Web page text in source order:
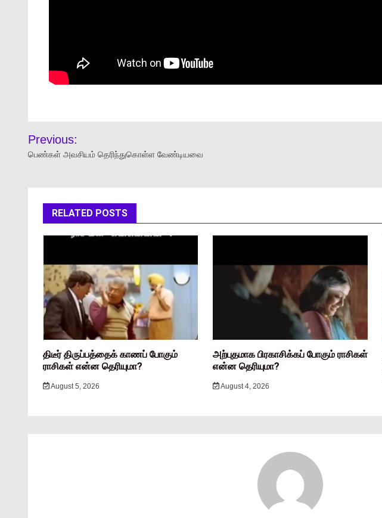
Previous:
பெண்கள் அவசியம் தெரிந்துகொள்ள வேண்டியவை
RELATED POSTS
திடீர் திருப்பத்தைக் காணப் போகும்
ராசிகள் என்ன தெரியுமா?
August 5, 2026
அற்புதமாக பிரகாசிக்கப் போகும் ராசிகள்
என்ன தெரியுமா?
August 4, 2026